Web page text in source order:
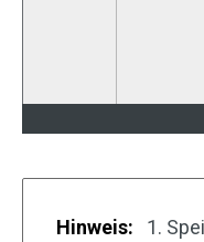
Hinweis: 1.